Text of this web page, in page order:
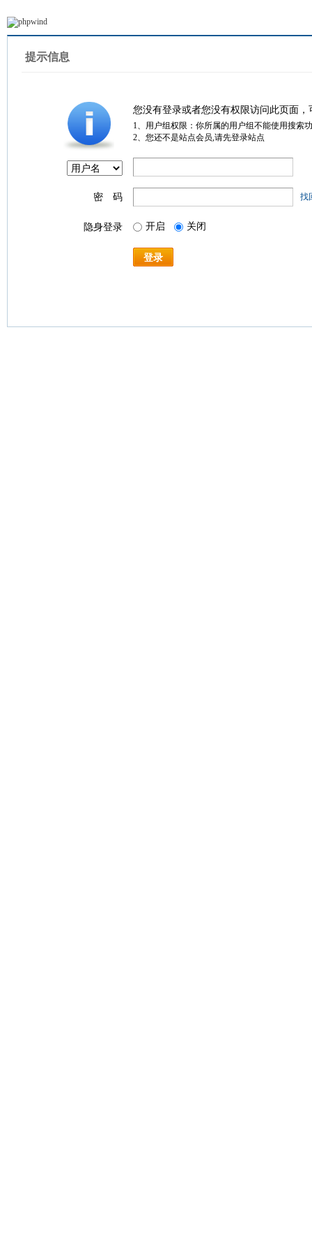
提示信息
您没有登录或者您没有权限访问此页面
1、用户组权限：你所属的用户组不能使用搜索
2、您还不是站点会员,请先登录站点
密 码 找
隐身登录 开启 关闭
登录